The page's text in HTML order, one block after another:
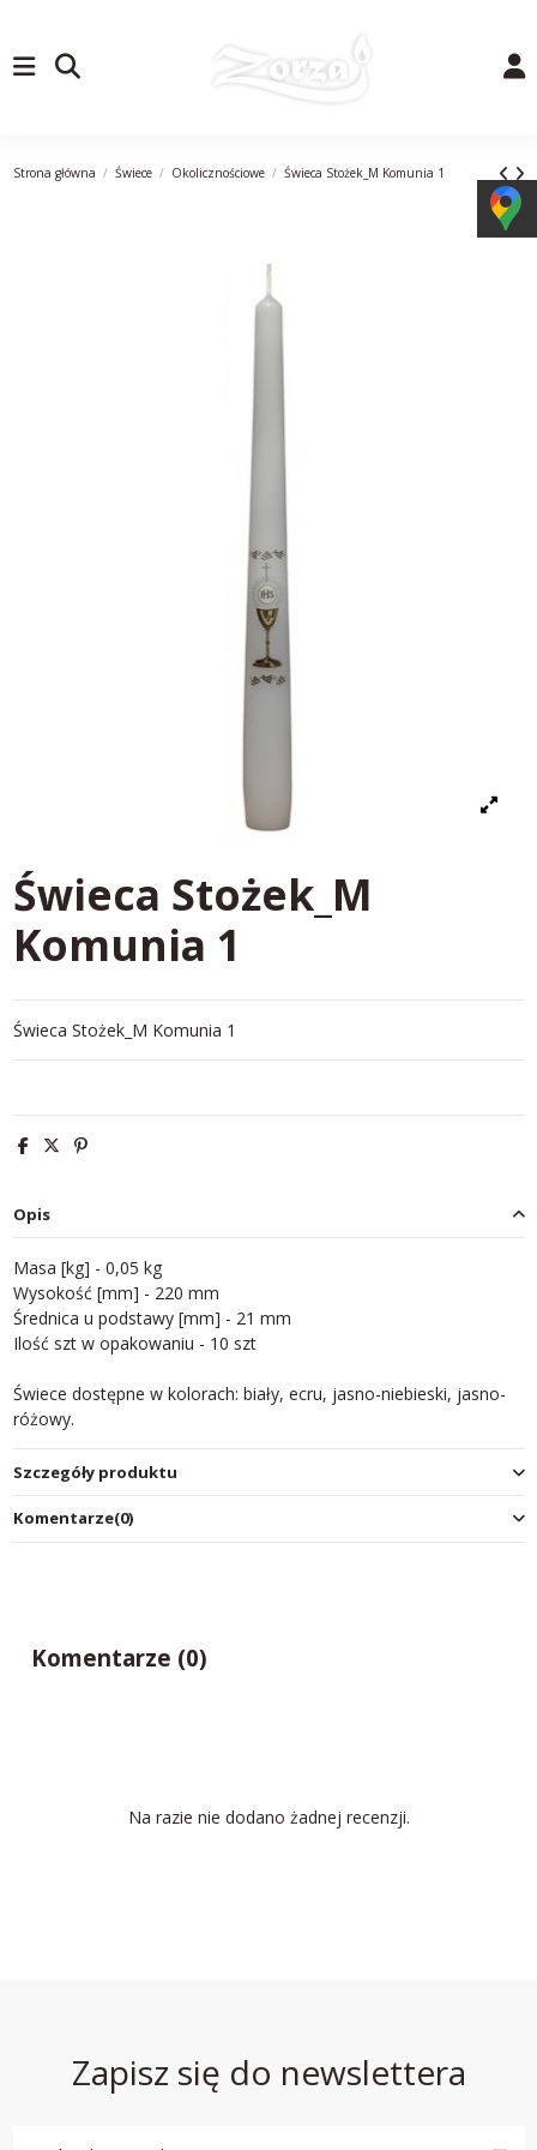
Strona główna Świece Okolicznościowe Świeca Stożek_M Komunia 1
Świeca Stożek_M
Komunia 1
Świeca Stożek_M Komunia 1
Opis
Masa [kg] - 0,05 kg
Wysokość [mm] - 220 mm
Średnica u podstawy [mm] - 21 mm
Ilość szt w opakowaniu - 10 szt
Świece dostępne w kolorach: biały, ecru, jasno-niebieski, jasno-
różowy.
Szczegóły produktu
Komentarze(0)
Komentarze (0)
Na razie nie dodano żadnej recenzji.
Zapisz się do newslettera